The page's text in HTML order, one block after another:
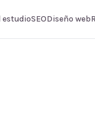
estudioSEODiseño web